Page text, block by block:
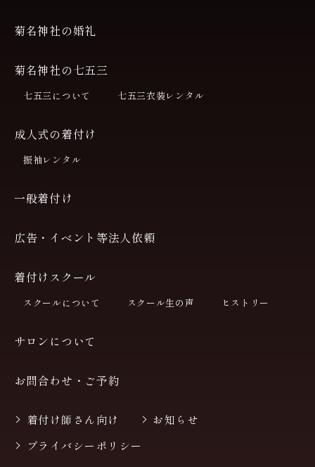
菊名神社の婚礼
菊名神社の七五三
七五三について 七五三衣装レンタル
成人式の着付け
振袖レンタル
一般着付け
広告・イベント等法人依頼
着付けスクール
スクールについて スクール生の声 ヒストリー
サロンについて
お問合わせ・ご予約
着付け師さん向け
お知らせ
プライバシーポリシー